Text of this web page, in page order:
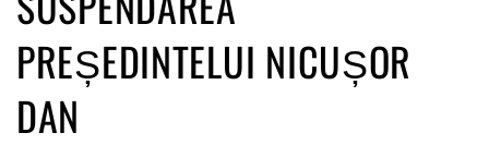
PREȘEDINTELUI NICUȘOR
DAN